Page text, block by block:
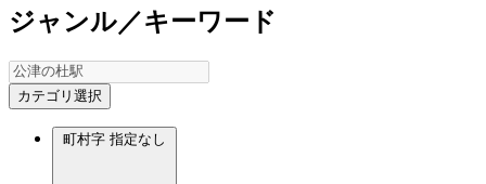
ジャンル／キーワード
カテゴリ選択
町村字 指定なし